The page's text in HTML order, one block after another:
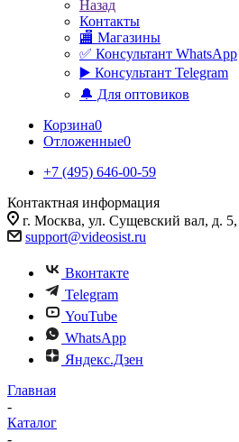
Назад
Контакты
🏬 Магазины
✅️ Консультант WhatsApp
▶️ Консультант Telegram
🔔 Для оптовиков
Корзина0
Отложенные0
+7 (495) 646-00-59
Контактная информация
г. Москва, ул. Сущевский вал, д. 5,
support@videosist.ru
Вконтакте
Telegram
YouTube
WhatsApp
Яндекс.Дзен
Главная
-
Каталог
-